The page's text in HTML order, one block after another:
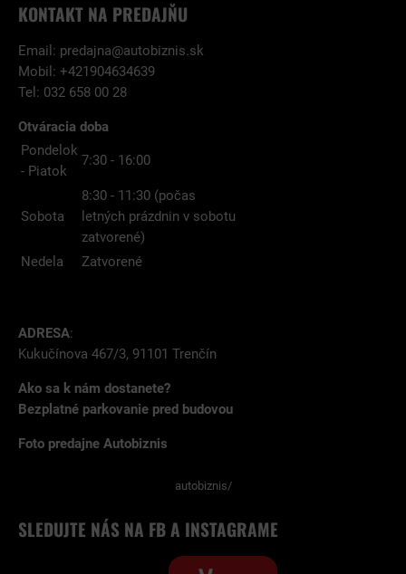
KONTAKT NA PREDAJŇU
Email: predajna@autobiznis.sk
Mobil: +421904634639
Tel: 032 658 00 28
Otváracia doba
Pondelok
- Piatok
7:30 - 16:00
Sobota
8:30 - 11:30 (počas
letných prázdnin v sobotu
zatvorené)
Nedela
Zatvorené
ADRESA:
Kukučínova 467/3, 91101 Trenčín
Ako sa k nám dostanete?
Bezplatné parkovanie pred budovou
Foto predajne Autobiznis
autobiznis/
SLEDUJTE NÁS NA FB A INSTAGRAME